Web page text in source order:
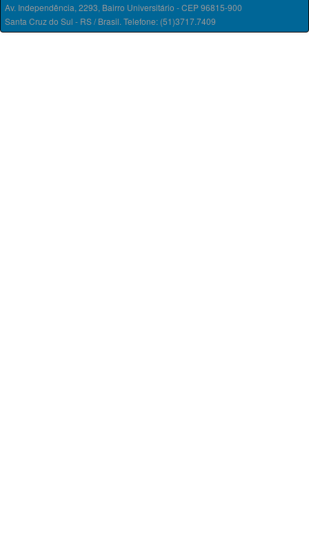
Av. Independência, 2293, Bairro Universitário - CEP 96815-900
Santa Cruz do Sul - RS / Brasil. Telefone: (51)3717.7409